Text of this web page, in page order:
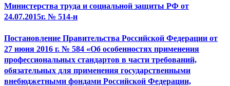
Министерства труда и социальной защиты РФ от
24.07.2015г. № 514-н
Постановление Правительства Российской Федерации от
27 июня 2016 г. № 584 «Об особенностях применения
профессиональных стандартов в части требований,
обязательных для применения государственными
внебюджетными фондами Российской Федерации,